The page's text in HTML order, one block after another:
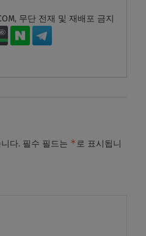
무단 전재 및 재배포 금지
다. 필수 필드는 *로 표시됩니